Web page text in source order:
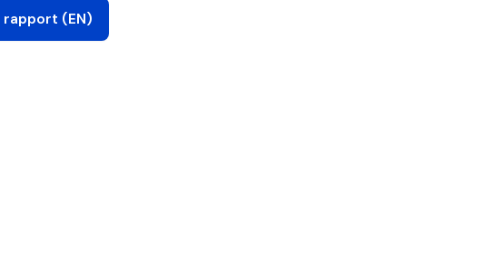
(EN)